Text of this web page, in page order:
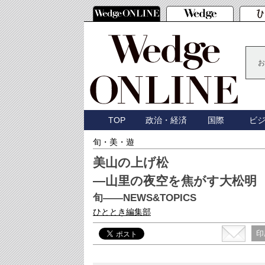
TOP 政治・経済 国際 ビ
旬・美・遊
美山の上げ松
―山里の夜空を焦がす大松明
旬――NEWS&TOPICS
ひととき編集部